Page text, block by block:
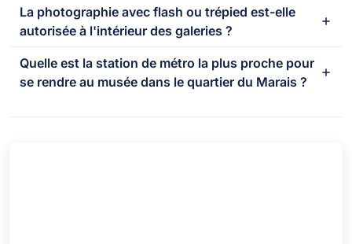
La photographie avec flash ou trépied est-elle
autorisée à l'intérieur des galeries ?
Quelle est la station de métro la plus proche pour
se rendre au musée dans le quartier du Marais ?